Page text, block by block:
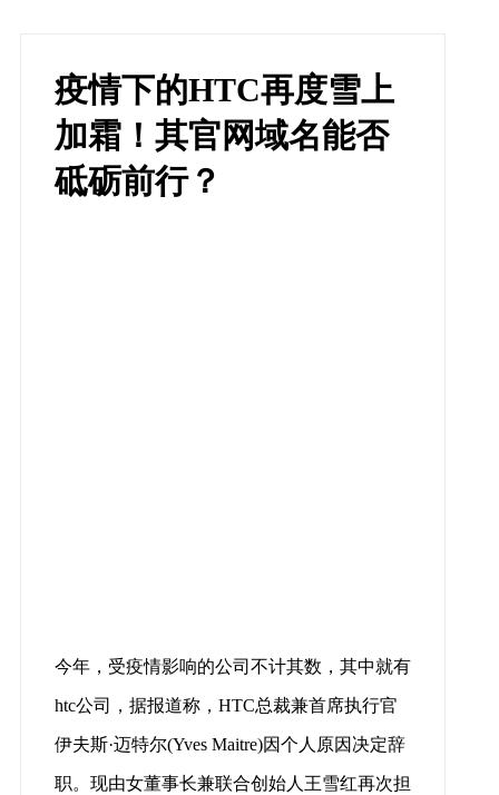
疫情下的HTC再度雪上
加霜！其官网域名能否
砥砺前行？
今年，受疫情影响的公司不计其数，其中就有
htc公司，据报道称，HTC总裁兼首席执行官
伊夫斯·迈特尔(Yves Maitre)因个人原因决定辞
职。现由女董事长兼联合创始人王雪红再次担